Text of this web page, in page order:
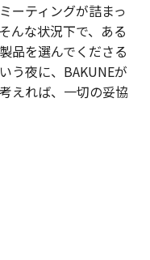
ーティングが詰まっ
んな状況下で、ある
品を選んでくださる
う夜に、BAKUNEが
えれば、一切の妥協